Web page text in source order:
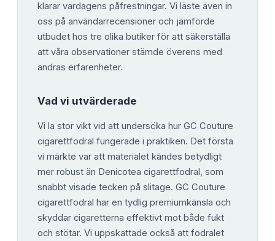
klarar vardagens påfrestningar. Vi läste även in
oss på användarrecensioner och jämförde
utbudet hos tre olika butiker för att säkerställa
att våra observationer stämde överens med
andras erfarenheter.
Vad vi utvärderade
Vi la stor vikt vid att undersöka hur GC Couture
cigarettfodral fungerade i praktiken. Det första
vi märkte var att materialet kändes betydligt
mer robust än Denicotea cigarettfodral, som
snabbt visade tecken på slitage. GC Couture
cigarettfodral har en tydlig premiumkänsla och
skyddar cigaretterna effektivt mot både fukt
och stötar. Vi uppskattade också att fodralet